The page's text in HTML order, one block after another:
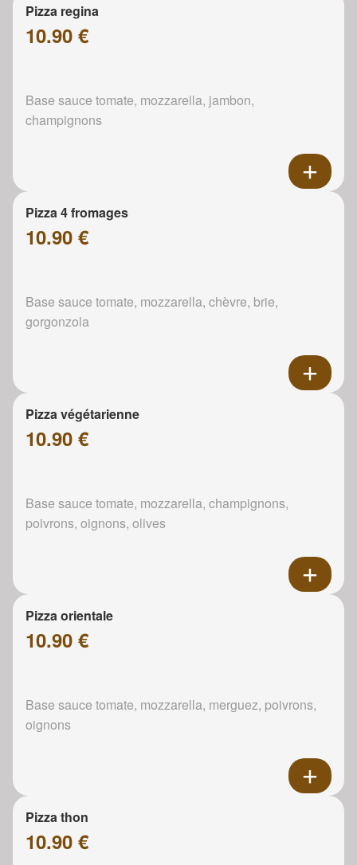
Pizza regina
10.90 €
Base sauce tomate, mozzarella, jambon,
champignons
Pizza 4 fromages
10.90 €
Base sauce tomate, mozzarella, chèvre, brie,
gorgonzola
Pizza végétarienne
10.90 €
Base sauce tomate, mozzarella, champignons,
poivrons, oignons, olives
Pizza orientale
10.90 €
Base sauce tomate, mozzarella, merguez, poivrons,
oignons
Pizza thon
10.90 €